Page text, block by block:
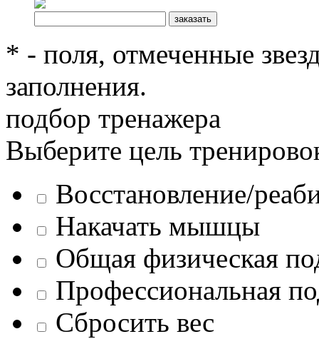
* - поля, отмеченные
заполнения.
подбор тренажера
Выберите цель
Восстановление/
Накачать мышцы
Общая физическая
Профессиональная
Сбросить вес